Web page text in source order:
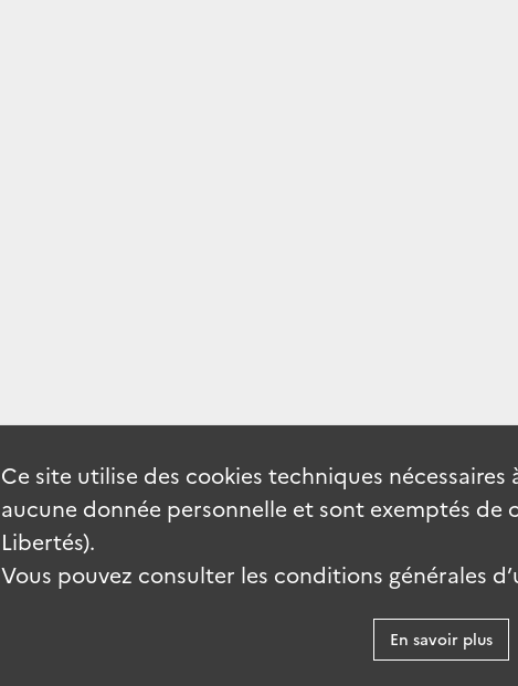
Ce site utilise des cookies techniques
aucune donnée personnelle et sont exemptés
Libertés).
Vous pouvez consulter les conditions générales
En savoir plus